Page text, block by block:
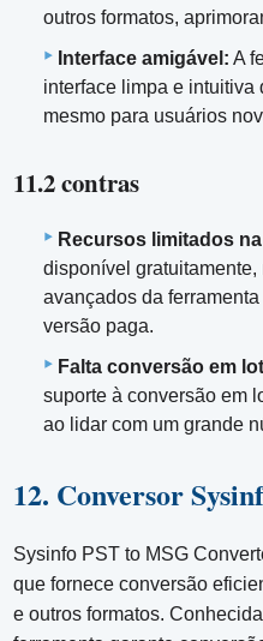
outros formatos,
Interface amigável: A
interface limpa e
mesmo para usuários
11.2 contras
Recursos limitados
disponível
avançados da
versão paga.
Falta conversão em
suporte à conversão em
ao lidar com um grande
12. Conversor
Sysinfo PST to MSG
que fornece conversão
e outros formatos.